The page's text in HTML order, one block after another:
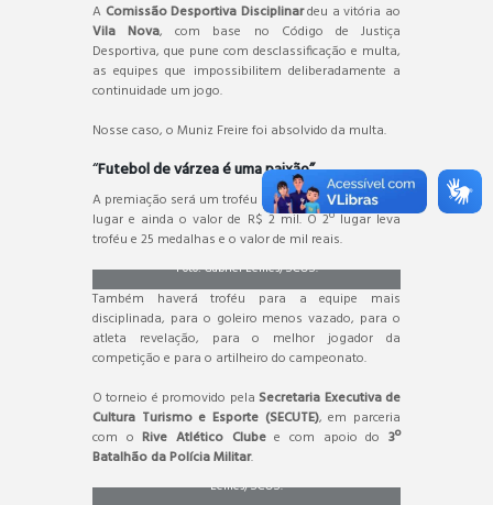
A Comissão Desportiva Disciplinardeu a vitória ao
Vila Nova, com base no Código de Justiça
Desportiva, que pune com desclassificação e multa,
as equipes que impossibilitem deliberadamente a
continuidade um jogo.
Nosse caso, o Muniz Freire foi absolvido da multa.
“Futebol de várzea é uma paixão”
A premiação será um troféu e 25 medalhas para o 1°
lugar e ainda o valor de R$ 2 mil. O 2º lugar leva
troféu e 25 medalhas e o valor de mil reais.
Foto: Gabriel Lemes/SCOS.
Também haverá troféu para a equipe mais
disciplinada, para o goleiro menos vazado, para o
atleta revelação, para o melhor jogador da
competição e para o artilheiro do campeonato.
O torneio é promovido pela Secretaria Executiva de
Cultura Turismo e Esporte (SECUTE), em parceria
com oRive Atlético Clubee com apoio do 3º
Batalhão da Polícia Militar.
Oriente ganhou a primeira partida com uma goleada
de 11 a zero, no Espera Feliz. Foto: Gabriel
Lemes/SCOS.